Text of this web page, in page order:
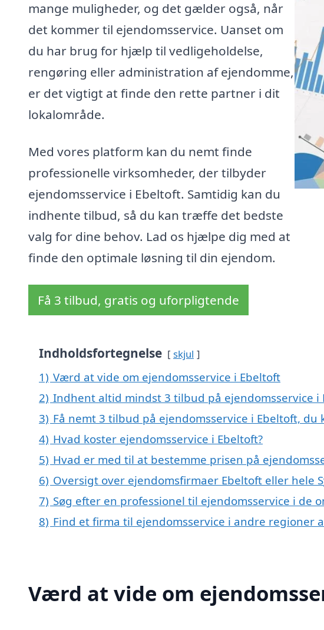
mange muligheder, og det gælder også, når
det kommer til ejendomsservice. Uanset om
du har brug for hjælp til vedligeholdelse,
rengøring eller administration af ejendomme,
er det vigtigt at finde den rette partner i dit
lokalområde.
Med vores platform kan du nemt finde
professionelle virksomheder, der tilbyder
ejendomsservice i Ebeltoft. Samtidig kan du
indhente tilbud, så du kan træffe det bedste
valg for dine behov. Lad os hjælpe dig med at
finde den optimale løsning til din ejendom.
Få 3 tilbud, gratis og uforpligtende
Indholdsfortegnelse skjul
1) Værd at vide om ejendomsservice i Ebeltoft
2) Indhent altid mindst 3 tilbud på ejendomsservice i
3) Få nemt 3 tilbud på ejendomsservice i Ebeltoft,
4) Hvad koster ejendomsservice i Ebeltoft?
5) Hvad er med til at bestemme prisen på
6) Oversigt over ejendomsfirmaer Ebeltoft eller hele
7) Søg efter en professionel til ejendomsservice i de
8) Find et firma til ejendomsservice i andre regioner
Værd at vide om